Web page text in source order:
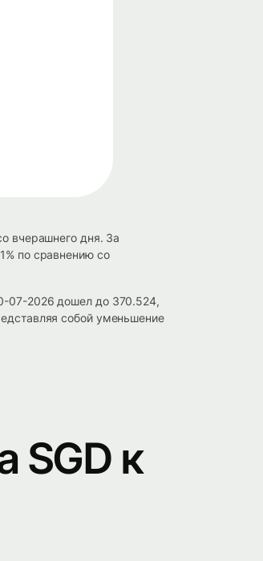
вчерашнего дня. За
по сравнению со
07-2026 дошел до 370.524,
собой уменьшение
SGD к